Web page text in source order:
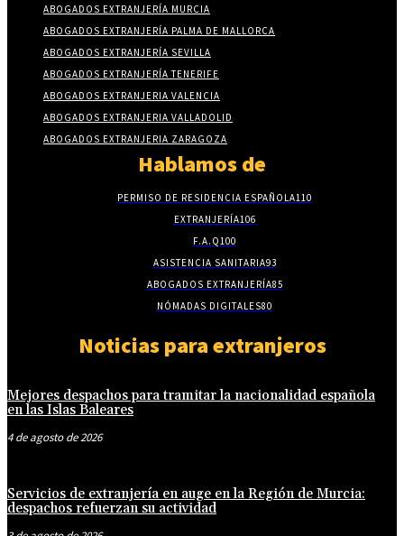
ABOGADOS EXTRANJERÍA MURCIA
ABOGADOS EXTRANJERÍA PALMA DE MALLORCA
ABOGADOS EXTRANJERÍA SEVILLA
ABOGADOS EXTRANJERÍA TENERIFE
ABOGADOS EXTRANJERIA VALENCIA
ABOGADOS EXTRANJERIA VALLADOLID
ABOGADOS EXTRANJERIA ZARAGOZA
Hablamos de
PERMISO DE RESIDENCIA ESPAÑOLA110
EXTRANJERÍA106
F.A.Q100
ASISTENCIA SANITARIA93
ABOGADOS EXTRANJERÍA85
NÓMADAS DIGITALES80
Noticias para extranjeros
Mejores despachos para tramitar la nacionalidad española
en las Islas Baleares
4 de agosto de 2026
Servicios de extranjería en auge en la Región de Murcia:
despachos refuerzan su actividad